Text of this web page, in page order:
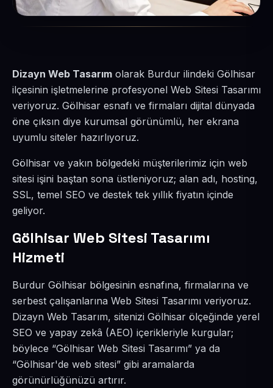
Dizayn Web Tasarım olarak Burdur ilindeki Gölhisar
ilçesinin işletmelerine profesyonel Web Sitesi Tasarımı
veriyoruz. Gölhisar esnafı ve firmaları dijital dünyada
öne çıksın diye kurumsal görünümlü, her ekrana
uyumlu siteler hazırlıyoruz.
Gölhisar ve yakın bölgedeki müşterilerimiz için web
sitesi işini baştan sona üstleniyoruz; alan adı, hosting,
SSL, temel SEO ve destek tek yıllık fiyatın içinde
geliyor.
Gölhisar Web Sitesi Tasarımı
Hizmeti
Burdur Gölhisar bölgesinin esnafına, firmalarına ve
serbest çalışanlarına Web Sitesi Tasarımı veriyoruz.
Dizayn Web Tasarım, sitenizi Gölhisar ölçeğinde yerel
SEO ve yapay zekâ (AEO) içerikleriyle kurgular;
böylece “Gölhisar Web Sitesi Tasarımı” ya da
“Gölhisar'de web sitesi” gibi aramalarda
görünürlüğünüzü artırır.